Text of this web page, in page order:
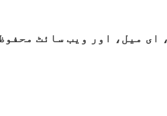
ای میل، اور ویب سائٹ